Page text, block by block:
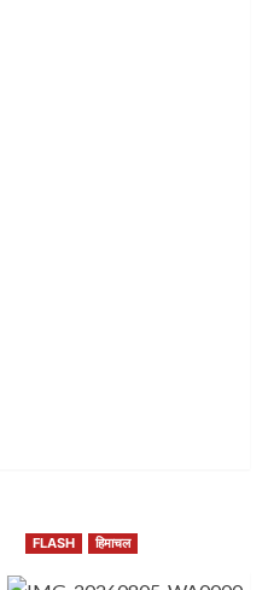
FLASH हिमाचल